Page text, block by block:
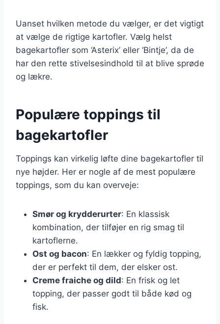
Uanset hvilken metode du vælger, er det vigtigt
at vælge de rigtige kartofler. Vælg helst
bagekartofler som ‘Asterix’ eller ‘Bintje’, da de
har den rette stivelsesindhold til at blive sprøde
og lækre.
Populære toppings til
bagekartofler
Toppings kan virkelig løfte dine bagekartofler til
nye højder. Her er nogle af de mest populære
toppings, som du kan overveje:
Smør og krydderurter: En klassisk
kombination, der tilføjer en rig smag til
kartoflerne.
Ost og bacon: En lækker og fyldig topping,
der er perfekt til dem, der elsker ost.
Creme fraiche og dild: En frisk og let
topping, der passer godt til både kød og
fisk.